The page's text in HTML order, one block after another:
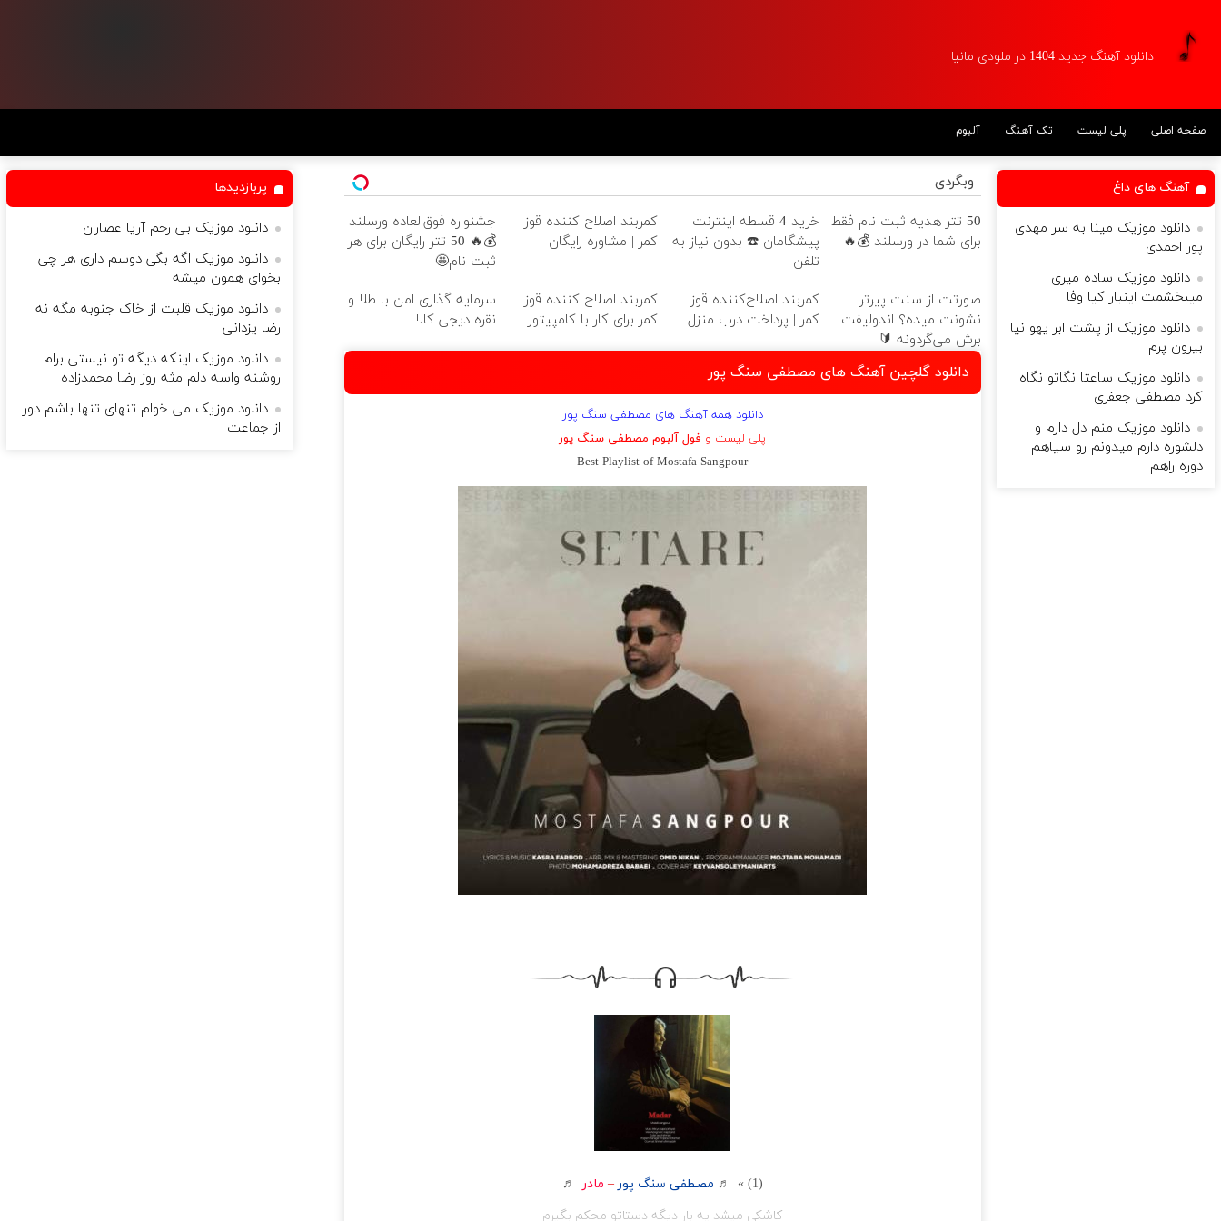
دانلود آهنگ جدید 1404 در ملودی مانیا
صفحه اصلی پلی لیست تک آهنگ آلبوم
وبگردی
50 تتر هدیه ثبت نام فقط
برای شما در ورسلند 💰🔥
خرید 4 قسطه اینترنت
پیشگامان ☎️ بدون نیاز به
تلفن
کمربند اصلاح کننده قوز
کمر | مشاوره رایگان
جشنواره فوق‌العاده ورسلند
💰🔥 50 تتر رایگان برای هر
ثبت نام🤩
صورتت از سنت پیرتر
نشونت میده؟ اندولیفت
برش می‌گردونه 🔰
کمربند اصلاح‌کننده قوز
کمر | پرداخت درب منزل
کمربند اصلاح کننده قوز
کمر برای کار با کامپیتور
سرمایه گذاری امن با طلا و
نقره دیجی کالا
دانلود گلچین آهنگ های مصطفی سنگ پور
دانلود همه آهنگ های مصطفی سنگ پور
پلی لیست و فول آلبوم مصطفی سنگ پور
Best Playlist of Mostafa Sangpour
(1) » ♬ مصطفی سنگ پور – مادر
♬
کاشکی میشد یه بار دیگه دستاتو محکم بگیرم
آهنگ های داغ
دانلود موزیک مینا به سر مهدی
پور احمدی
دانلود موزیک ساده میری
میبخشمت اینبار کیا وفا
دانلود موزیک از پشت ابر یهو نیا
بیرون پرم
دانلود موزیک ساعتا نگاتو نگاه
کرد مصطفی جعفری
دانلود موزیک منم دل دارم و
دلشوره دارم میدونم رو سیاهم
دوره راهم
پربازدیدها
دانلود موزیک بی رحم آریا عصاران
دانلود موزیک اگه بگی دوسم داری هر چی
بخوای همون میشه
دانلود موزیک قلبت از خاک جنوبه مگه نه
رضا یزدانی
دانلود موزیک اینکه دیگه تو نیستی برام
روشنه واسه دلم مثه روز رضا محمدزاده
دانلود موزیک می خوام تنهای تنها باشم دور
از جماعت